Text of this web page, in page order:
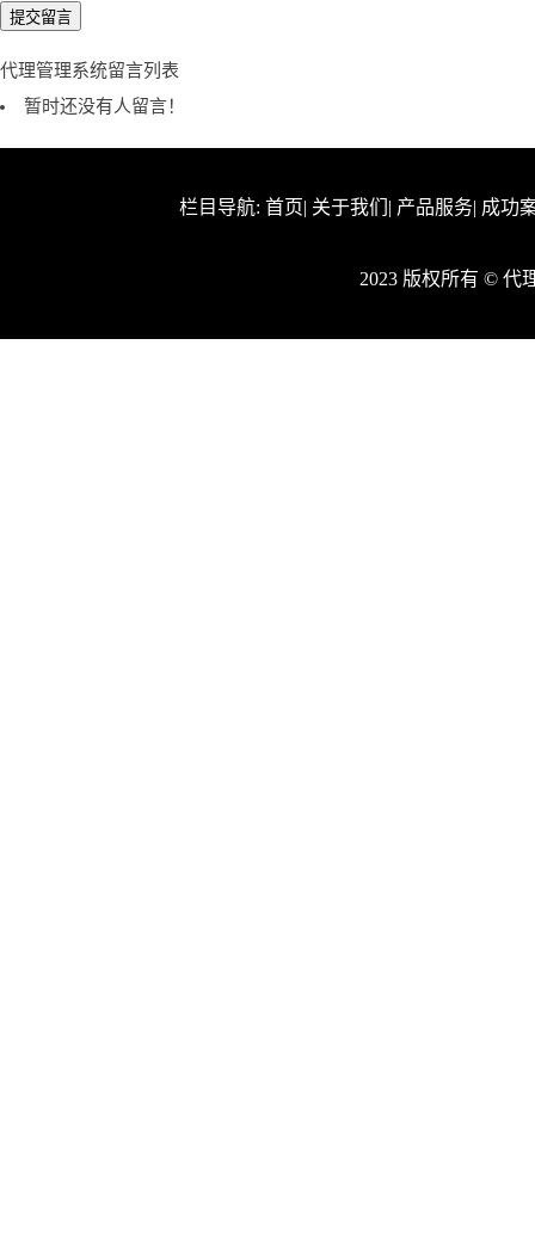
代理管理系统留言列表
暂时还没有人留言！
栏目导航: 首页| 关于我们 | 产品服务| 成功
2023 版权所有 © 代